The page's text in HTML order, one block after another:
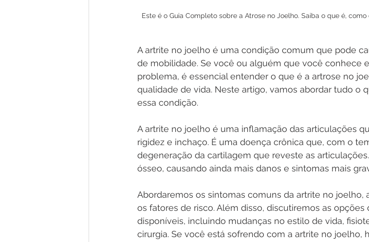
Este é o Guia Completo sobre a Atrose no Joelho. Saiba o que é,
A artrite no joelho é uma condição comum que pode
de mobilidade. Se você ou alguém que você conhece
problema, é essencial entender o que é a artrose no
qualidade de vida. Neste artigo, vamos abordar tudo o
essa condição.
A artrite no joelho é uma inflamação das articulações
rigidez e inchaço. É uma doença crônica que, com o
degeneração da cartilagem que reveste as
ósseo, causando ainda mais danos e sintomas mais
Abordaremos os sintomas comuns da artrite no joelho,
os fatores de risco. Além disso, discutiremos as opções
disponíveis, incluindo mudanças no estilo de vida,
cirurgia. Se você está sofrendo com a artrite no joelho,